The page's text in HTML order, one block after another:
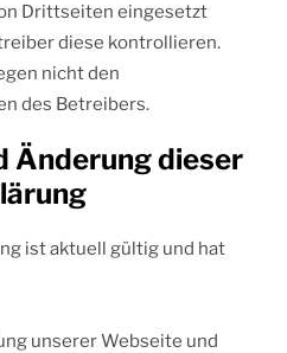
Drittseiten eingesetzt
diese kontrollieren.
nicht den
des Betreibers.
Änderung dieser
ist aktuell gültig und hat
unserer Webseite und